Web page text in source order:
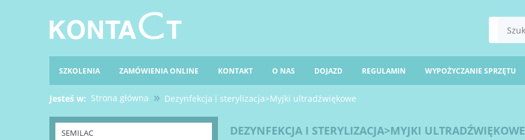
WYPOŻYCZANIE SPRZĘTU
REGULAMIN
DOJAZD
O NAS
KONTAKT
ZAMÓWIENIA ONLINE
SZKOLENIA
Jesteś w: Strona główna » Dezynfekcja i sterylizacja>Myjki ultradźwiękowe
SEMILAC DEZYNFEKCJA I STERYLIZACJA>MYJKI ULTRADŹWIĘKOWE